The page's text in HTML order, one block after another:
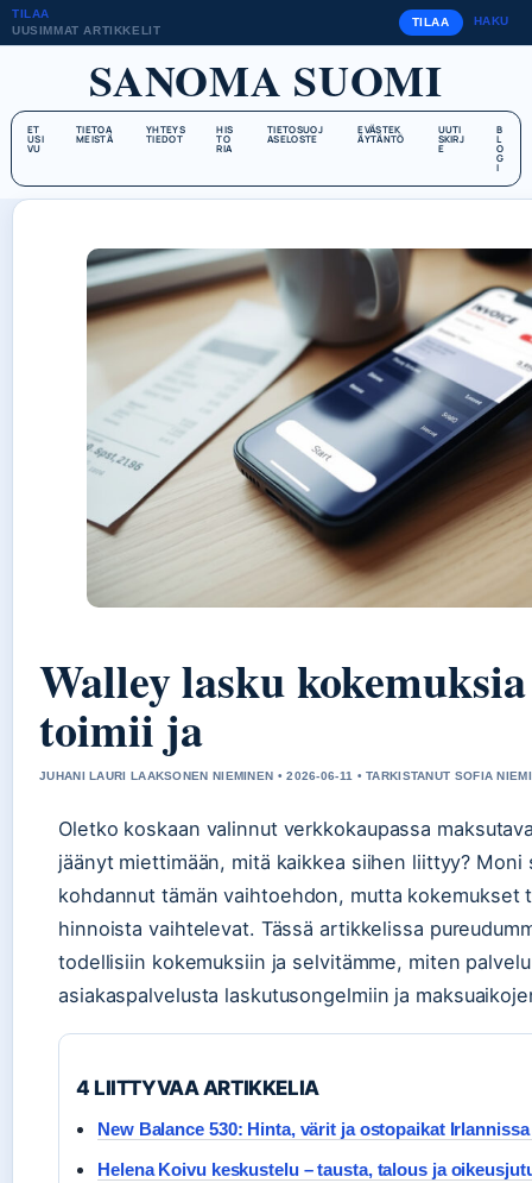
TILAA
UUSIMMAT ARTIKKELIT
TILAA HAKU
SANOMA SUOMI
ET
USI
VU
TIETOA
MEISTÄ
YHTEYS
TIEDOT
HIS
TO
RIA
TIETOSUOJ
ASELOSTE
EVÄSTEK
ÄYTÄNTÖ
UUTI
SKIRJ
E
B
L
O
G
I
Walley lasku
toimii ja
JUHANI LAURI LAAKSONEN NIEMINEN • 2026-06-11 • TARKISTANUT SOFIA NIEMI
Oletko koskaan valinnut verkkokaupassa
jäänyt miettimään, mitä kaikkea siihen liittyy? Moni
kohdannut tämän vaihtoehdon, mutta kokemukset
hinnoista vaihtelevat. Tässä artikkelissa
todellisiin kokemuksiin ja selvitämme, miten
asiakaspalvelusta laskutusongelmiin ja
4 LIITTYVAA ARTIKKELIA
New Balance 530: Hinta, värit ja ostopaikat Irlannissa
Helena Koivu keskustelu – tausta, talous ja